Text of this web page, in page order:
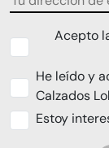
Acepto
He leído y
Calzados
Estoy